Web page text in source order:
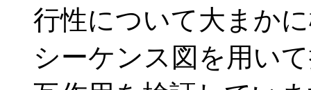
行性について大まか
シーケンス図を用い